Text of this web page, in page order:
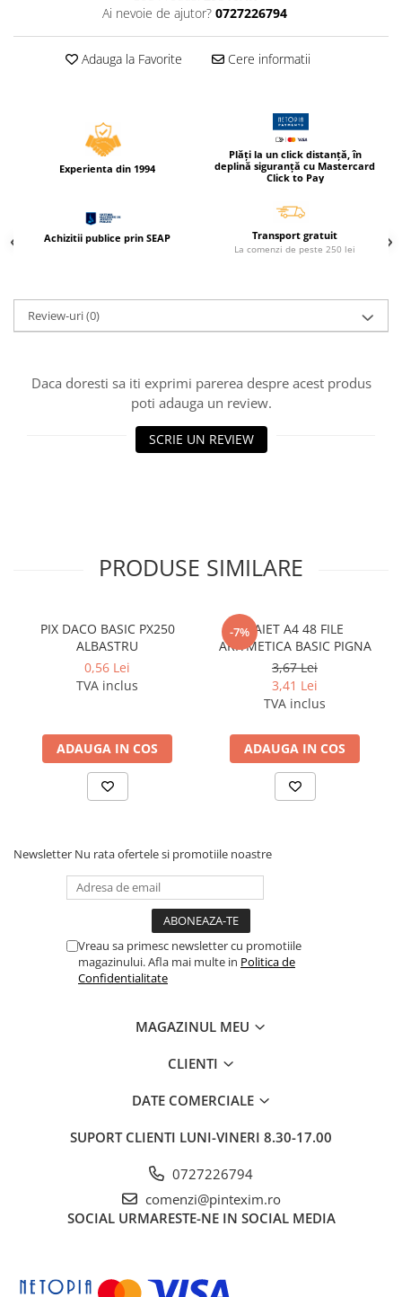
Caiete A4
Caiete speciale
Hartie creponata
Hartie glacee
Ierbare scolare
Etichete scolare
Accesorii pictura
Carioci
Creioane
Echere, rigle, raportoare, compase,
sabloane, truse geometrie
Compas scolar
Sabloane
Truse geometrie
Markere permanente
Markere speciale pentru desen
Produse Craft
Ghiozdane si genti scolare
Coperti scolare
Produse curatenie
Cerneala si rezerva pentru stilou
Ai nevoie de ajutor? 0727226794
Adauga la Favorite Cere informatii
Experienta din 1994
Plăți la un click distanță, în
deplină siguranță cu Mastercard
Click to Pay
Achizitii publice prin SEAP Transport gratuit
La comenzi de peste 250 lei
Review-uri(0)
Daca doresti sa iti exprimi parerea despre acest produs
poti adauga un review.
SCRIE UN REVIEW
PRODUSE SIMILARE
PIX DACO BASIC PX250
ALBASTRU
0,56 Lei
TVA inclus
ADAUGA IN COS
-7%CAIET A4 48 FILE
ARITMETICA BASIC PIGNA
3,67 Lei
3,41 Lei
TVA inclus
ADAUGA IN COS
Newsletter Nu rata ofertele si promotiile noastre
Vreau sa primesc newsletter cu promotiile
magazinului. Afla mai multe in Politica de
Confidentialitate
MAGAZINUL MEU
CLIENTI
DATE COMERCIALE
SUPORT CLIENTI LUNI-VINERI 8.30-17.00
0727226794
comenzi@pintexim.ro
SOCIAL URMARESTE-NE IN SOCIAL MEDIA